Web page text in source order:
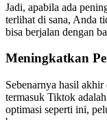
Jadi, apabila ada
terlihat di sana, Anda
bisa berjalan dengan
Meningkatkan
Sebenarnya hasil
termasuk Tiktok
optimasi seperti ini,